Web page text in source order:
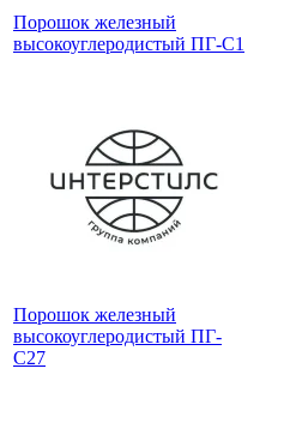
Порошок железный
высокоуглеродистый ПГ-С1
Порошок железный
высокоуглеродистый ПГ-
С27